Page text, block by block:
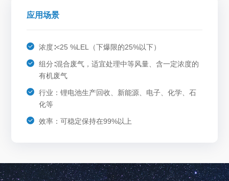
应用场景
浓度∶<25 %LEL（下爆限的25%以下）
组分∶混合废气，适宜处理中等风量、含一定浓度的
有机废气
行业：锂电池生产回收、新能源、电子、化学、石
化等
效率：可稳定保持在99%以上